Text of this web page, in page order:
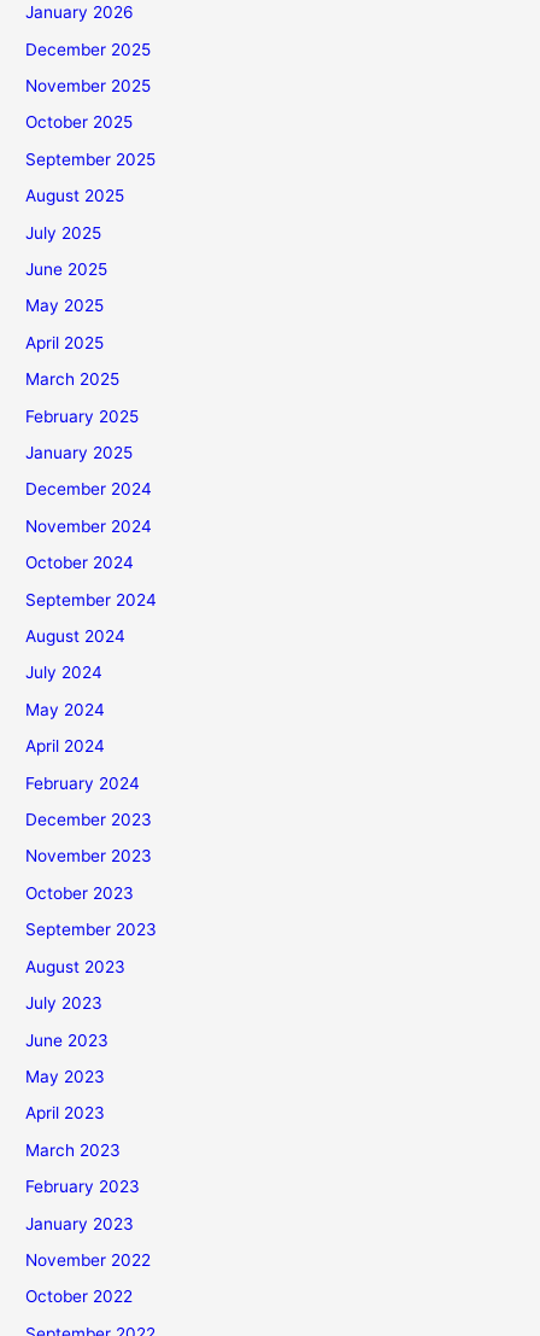
January 2026
December 2025
November 2025
October 2025
September 2025
August 2025
July 2025
June 2025
May 2025
April 2025
March 2025
February 2025
January 2025
December 2024
November 2024
October 2024
September 2024
August 2024
July 2024
May 2024
April 2024
February 2024
December 2023
November 2023
October 2023
September 2023
August 2023
July 2023
June 2023
May 2023
April 2023
March 2023
February 2023
January 2023
November 2022
October 2022